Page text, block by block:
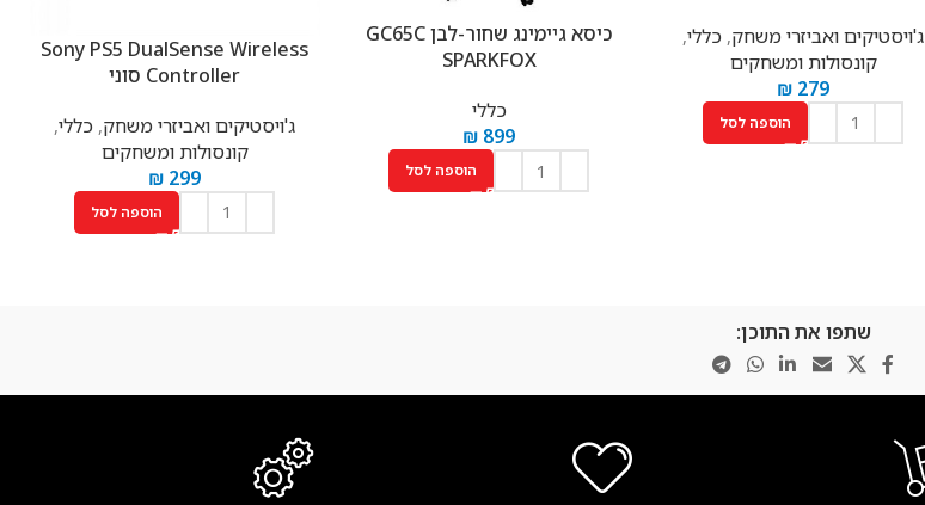
ג'ויסטיקים ואביזרי משחק, כללי,
קונסולות ומשחקים
₪ 279
הוספה לסל
כיסא גיימינג שחור-לבן GC65C
SPARKFOX
כללי
₪ 899
הוספה לסל
Sony PS5 DualSense Wireless
Controller סוני
ג'ויסטיקים ואביזרי משחק, כללי,
קונסולות ומשחקים
₪ 299
הוספה לסל
שתפו את התוכן: